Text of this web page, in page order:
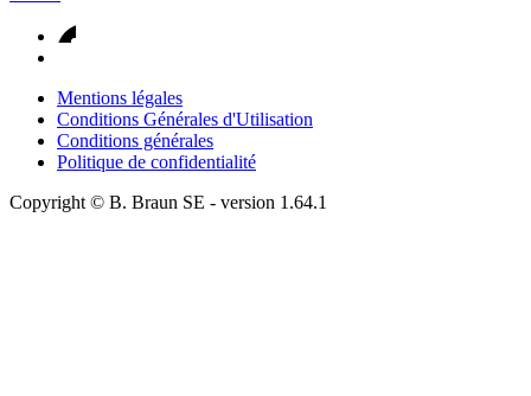
Mentions légales
Conditions Générales d'Utilisation
Conditions générales
Politique de confidentialité
Copyright © B. Braun SE - version 1.64.1